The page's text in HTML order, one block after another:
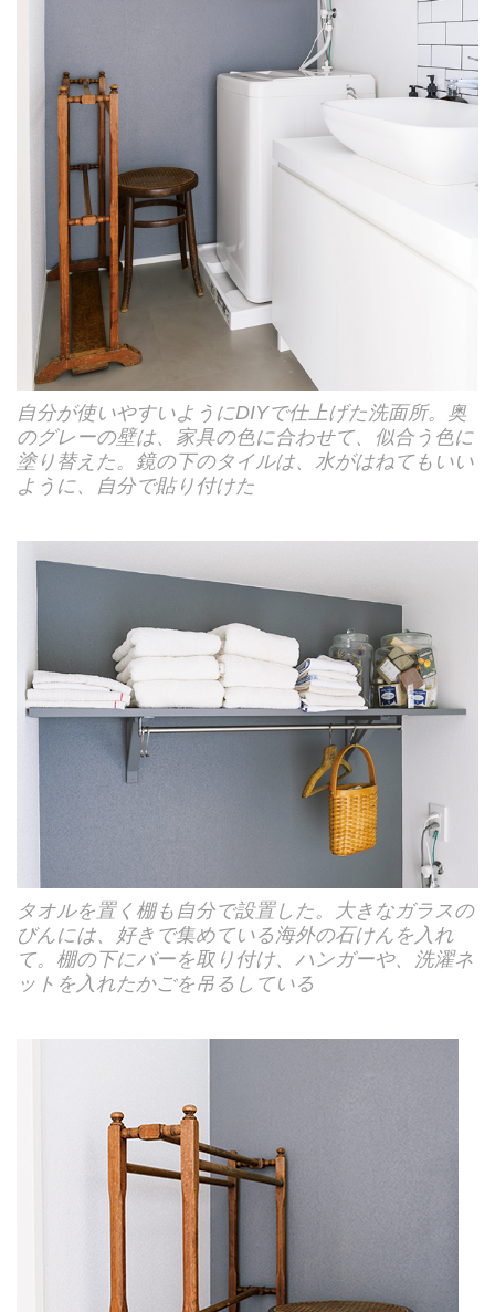
自分が使いやすいようにDIYで仕上げた洗面所。奥
のグレーの壁は、家具の色に合わせて、似合う色に
塗り替えた。鏡の下のタイルは、水がはねてもいい
ように、自分で貼り付けた
タオルを置く棚も自分で設置した。大きなガラスの
びんには、好きで集めている海外の石けんを入れ
て。棚の下にバーを取り付け、ハンガーや、洗濯ネ
ットを入れたかごを吊るしている